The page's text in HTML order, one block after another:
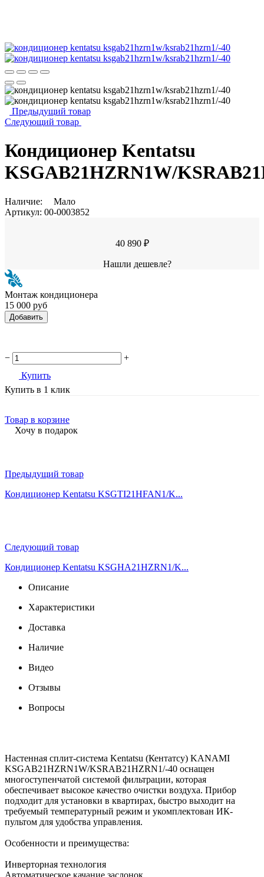
Предыдущий товар
Следующий товар
Кондиционер Kentatsu
KSGAB21HZRN1W/
Наличие:
Мало
Артикул: 00-0003852
40 890 ₽
Нашли дешевле?
Монтаж кондиционера
15 000 руб
Добавить
−
+
Купить
Купить в 1 клик
Товар в корзине
Хочу в подарок
Предыдущий товар
Кондиционер Kentatsu KSGTI21HFAN1/K...
Следующий товар
Кондиционер Kentatsu KSGHA21HZRN1/K...
Описание
Характеристики
Доставка
Наличие
Видео
Отзывы
Вопросы
Настенная сплит-система Kentatsu (Кентатсу) KANAMI
KSGAB21HZRN1W/KSRAB21HZRN1/-40 оснащен
многоступенчатой системой фильтрации, которая
обеспечивает высокое качество очистки воздуха. Прибор
подходит для установки в квартирах, быстро выходит на
требуемый температурный режим и укомплектован ИК-
пультом для удобства управления.
Особенности и преимущества:
Инверторная технология
Автоматическое качание заслонок